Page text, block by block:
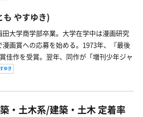
も やすゆき)
大学商学部卒業。大学在学中は漫画研究
画賞への応募を始める。1973年、『最後
佳作を受賞。翌年、同作が「増刊少年ジャ
ゆき
・土木系/建築・土木 定着率